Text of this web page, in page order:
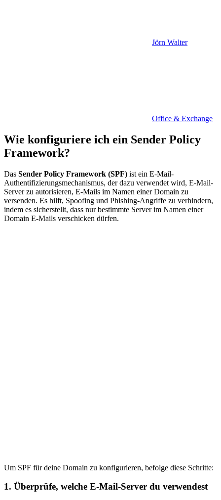
Jörn Walter
Office & Exchange
Wie konfiguriere ich ein Sender Policy
Framework?
Das Sender Policy Framework (SPF) ist ein E-Mail-
Authentifizierungsmechanismus, der dazu verwendet wird, E-Mail-
Server zu autorisieren, E-Mails im Namen einer Domain zu
versenden. Es hilft, Spoofing und Phishing-Angriffe zu verhindern,
indem es sicherstellt, dass nur bestimmte Server im Namen einer
Domain E-Mails verschicken dürfen.
Um SPF für deine Domain zu konfigurieren, befolge diese Schritte:
1. Überprüfe, welche E-Mail-Server du verwendest